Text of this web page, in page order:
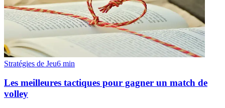
Stratégies de Jeu6 min
Les meilleures tactiques pour gagner un match de
volley